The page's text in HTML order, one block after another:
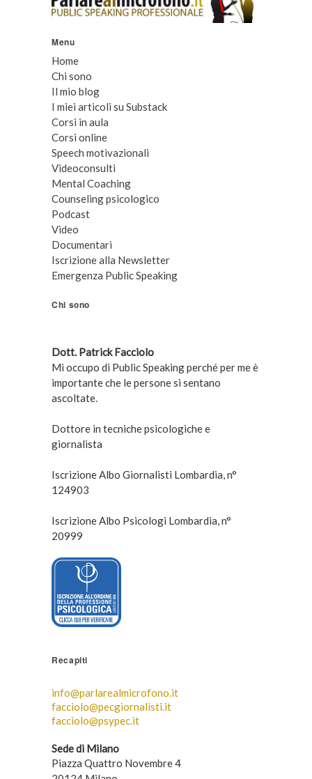
Menu
Home
Chi sono
Il mio blog
I miei articoli su Substack
Corsi in aula
Corsi online
Speech motivazionali
Videoconsulti
Mental Coaching
Counseling psicologico
Podcast
Video
Documentari
Iscrizione alla Newsletter
Emergenza Public Speaking
Chi sono
Dott. Patrick Facciolo
Mi occupo di Public Speaking perché per me è
importante che le persone si sentano
ascoltate.
Dottore in tecniche psicologiche e
giornalista
Iscrizione Albo Giornalisti Lombardia, n°
124903
Iscrizione Albo Psicologi Lombardia, n°
20999
Recapiti
info@parlarealmicrofono.it
facciolo@pecgiornalisti.it
facciolo@psypec.it
Sede di Milano
Piazza Quattro Novembre 4